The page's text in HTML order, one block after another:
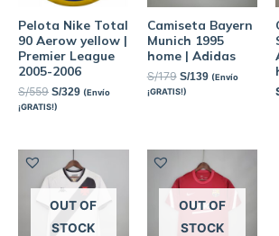
Pelota Nike Total
90 Aerow yellow |
Premier League
2005-2006
S/559 S/329 (Envío
¡GRATIS!)
Camiseta Bayern
Munich 1995
home | Adidas
S/179 S/139 (Envío
¡GRATIS!)
OUT OF
STOCK
OUT OF
STOCK